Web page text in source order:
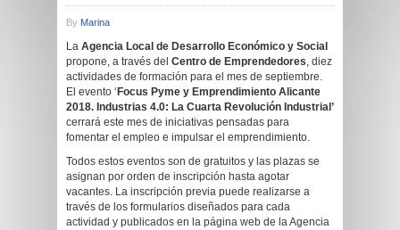
By Marina
La Agencia Local de Desarrollo Económico y Social
propone, a través del Centro de Emprendedores, diez
actividades de formación para el mes de septiembre.
El evento ‘ Focus Pyme y Emprendimiento Alicante
2018. Industrias 4.0: La Cuarta Revolución Industrial’
cerrará este mes de iniciativas pensadas para
fomentar el empleo e impulsar el emprendimiento.
Todos estos eventos son de gratuitos y las plazas se
asignan por orden de inscripción hasta agotar
vacantes. La inscripción previa puede realizarse a
través de los formularios diseñados para cada
actividad y publicados en la página web de la Agencia